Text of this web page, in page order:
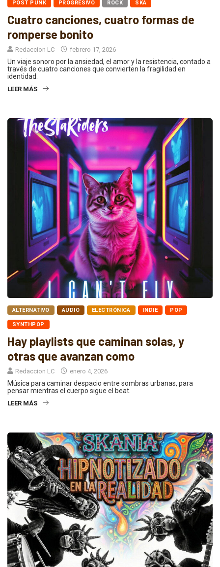
POST PUNK PROGRESIVO ROCK SKA
Cuatro canciones, cuatro formas de
romperse bonito
Redaccion LC febrero 17, 2026
Un viaje sonoro por la ansiedad, el amor y la resistencia, contado a
través de cuatro canciones que convierten la fragilidad en
identidad.
LEER MÁS
ALTERNATIVO AUDIO ELECTRÓNICA INDIE POP
SYNTHPOP
Hay playlists que caminan solas, y
otras que avanzan como
Redaccion LC enero 4, 2026
Música para caminar despacio entre sombras urbanas, para
pensar mientras el cuerpo sigue el beat.
LEER MÁS